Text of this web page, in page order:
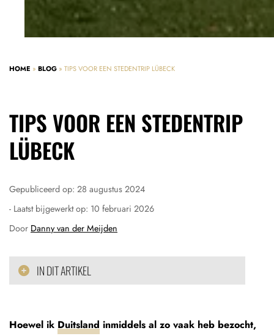
HOME » BLOG » TIPS VOOR EEN STEDENTRIP LÜBECK
TIPS VOOR EEN STEDENTRIP
LÜBECK
Gepubliceerd op: 28 augustus 2024
- Laatst bijgewerkt op: 10 februari 2026
Door Danny van der Meijden
IN DIT ARTIKEL
Hoewel ik Duitsland inmiddels al zo vaak heb bezocht,